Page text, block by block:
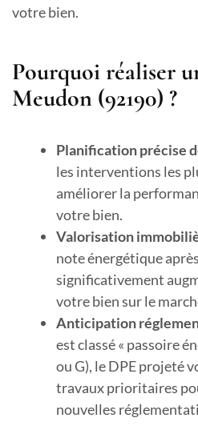
votre bien.
Pourquoi réaliser
Meudon (92190) ?
Planification précise
les interventions les
améliorer la
votre bien.
Valorisation
note énergétique
significativement
votre bien sur le
Anticipation
est classé « passoire
ou G), le DPE projeté
travaux prioritaires
nouvelles